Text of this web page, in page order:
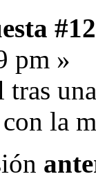
pm »
la